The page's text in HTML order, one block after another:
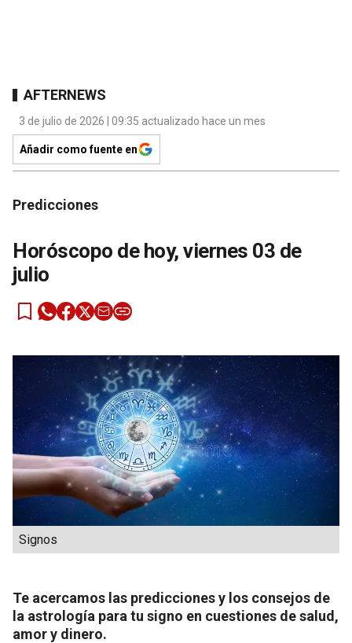
AFTERNEWS
3 de julio de 2026 | 09:35 actualizado hace un mes
Añadir como fuente en
Predicciones
Horóscopo de hoy, viernes 03 de
julio
Signos
Te acercamos las predicciones y los consejos de
la astrología para tu signo en cuestiones de salud,
amor y dinero.